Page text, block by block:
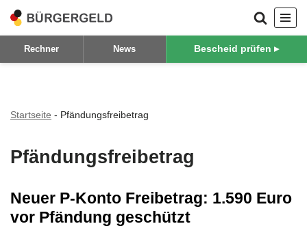
Zum
Inhalt
Rechner News Bescheid prüfen ▸
Startseite - Pfändungsfreibetrag
Pfändungsfreibetrag
Neuer P-Konto Freibetrag: 1.590 Euro
vor Pfändung geschützt